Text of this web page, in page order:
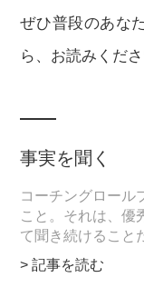
ぜひ普段のあな
ら、お読みくださ
事実を聞く
コーチングロール
こと。それは、優
て聞き続けること
> 記事を読む